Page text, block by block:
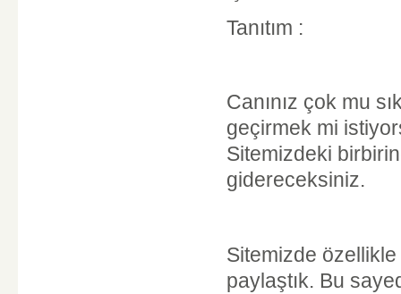
Tanıtım :
Canınız çok mu
geçirmek mi
Sitemizdeki
gidereceksiniz.
Sitemizde özellikle
paylaştık. Bu